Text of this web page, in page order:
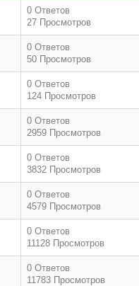
0 Ответов
27 Просмотров
0 Ответов
50 Просмотров
0 Ответов
124 Просмотров
0 Ответов
2959 Просмотров
0 Ответов
3832 Просмотров
0 Ответов
4579 Просмотров
0 Ответов
11128 Просмотров
0 Ответов
11783 Просмотров